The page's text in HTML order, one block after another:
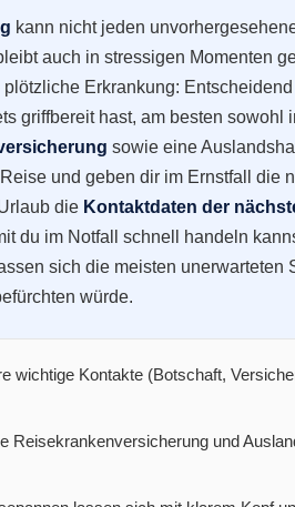
kann nicht jeden
auch in stressigen Momenten
Erkrankung:
griffbereit hast, am besten sowohl
sowie eine
und geben dir im Ernstfall die
die Kontaktdaten der
du im Notfall schnell handeln
sich die meisten unerwarteten
würde.
wichtige Kontakte (Botschaft,
Reisekrankenversicherung und